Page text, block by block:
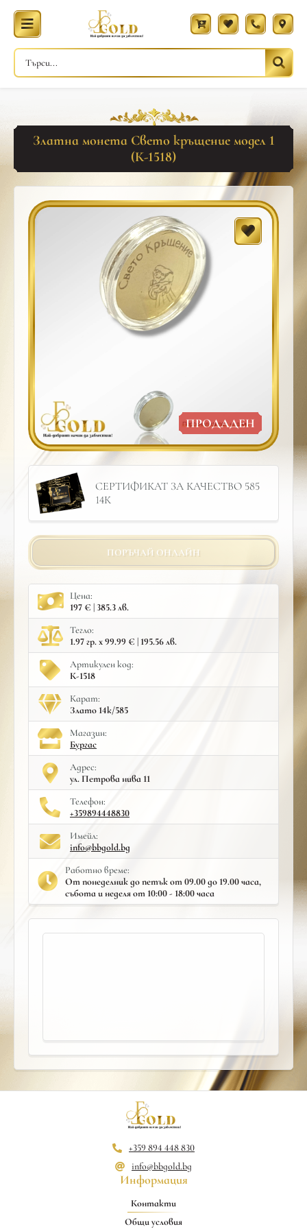
Златна монета Свето кръщение модел 1
(К-1518)
ПРОДАДЕН
СЕРТИФИКАТ ЗА КАЧЕСТВО 585
14К
ПОРЪЧАЙ ОНЛАЙН
Цена:
197 € | 385.3 лв.
Тегло:
1.97 гр. x 99.99 € | 195.56 лв.
Артикулен код:
К-1518
Карат:
Злато 14к/585
Mагазин:
Бургас
Адрес:
ул. Петрова нива 11
Телефон:
+359894448830
Имейл:
info@bbgold.bg
Работно време:
От понеделник до петък от 09.00 до 19.00 часа,
събота и неделя от 10:00 - 18:00 часа
+359 894 448 830
info@bbgold.bg
Информация
Контакти
Общи условия